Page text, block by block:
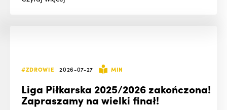
#ZDROWIE 2026-07-27 MIN
Liga Piłkarska 2025/2026 zakończona!
Zapraszamy na wielki finał!